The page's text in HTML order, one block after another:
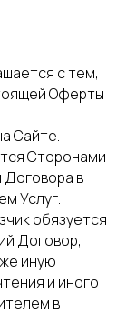
с тем,
Оферты
Сайте.
Сторонами
в
Услуг.
обязуется
Договор,
иную
и иного
в